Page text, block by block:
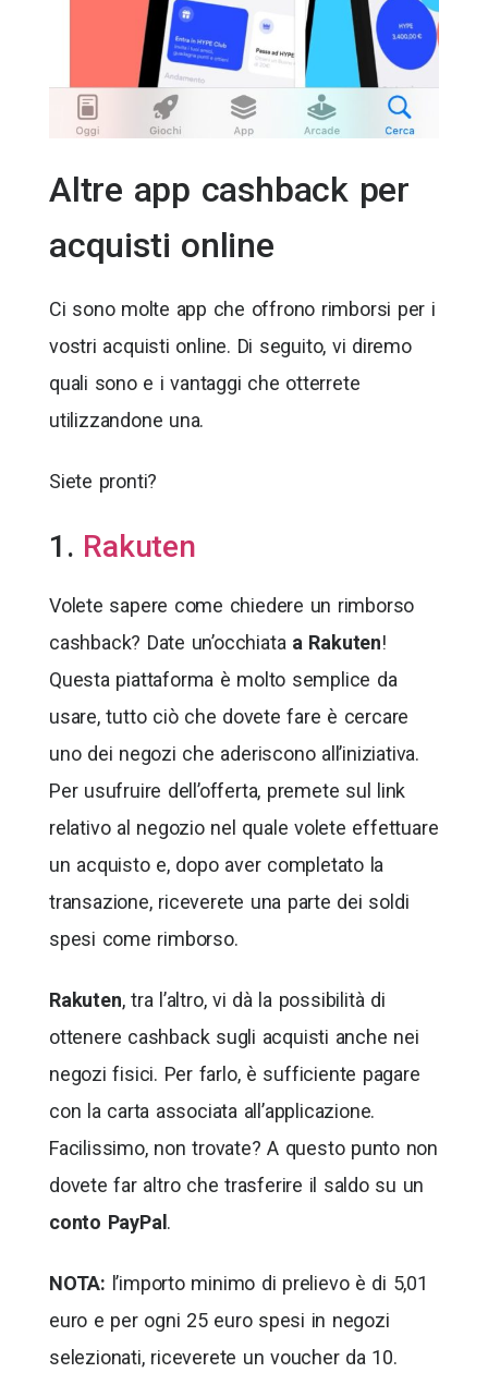
Altre app cashback per
acquisti online
Ci sono molte app che offrono rimborsi per i
vostri acquisti online. Di seguito, vi diremo
quali sono e i vantaggi che otterrete
utilizzandone una.
Siete pronti?
1. Rakuten
Volete sapere come chiedere un rimborso
cashback? Date un’occhiata a Rakuten!
Questa piattaforma è molto semplice da
usare, tutto ciò che dovete fare è cercare
uno dei negozi che aderiscono all’iniziativa.
Per usufruire dell’offerta, premete sul link
relativo al negozio nel quale volete effettuare
un acquisto e, dopo aver completato la
transazione, riceverete una parte dei soldi
spesi come rimborso.
Rakuten, tra l’altro, vi dà la possibilità di
ottenere cashback sugli acquisti anche nei
negozi fisici. Per farlo, è sufficiente pagare
con la carta associata all’applicazione.
Facilissimo, non trovate? A questo punto non
dovete far altro che trasferire il saldo su un
conto PayPal .
NOTA: l’importo minimo di prelievo è di 5,01
euro e per ogni 25 euro spesi in negozi
selezionati, riceverete un voucher da 10.